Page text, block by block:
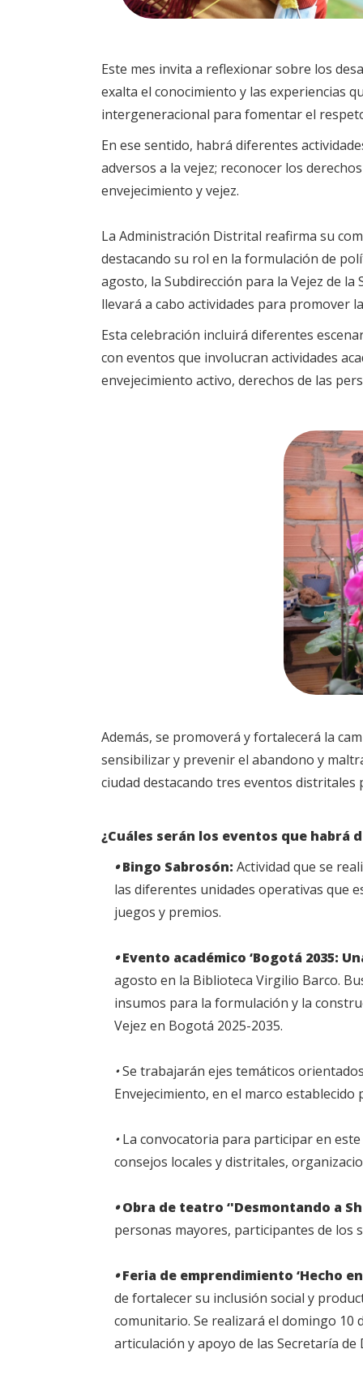
Este mes invita a reflexionar sobre los
exalta el conocimiento y las experiencias
intergeneracional para fomentar el
En ese sentido, habrá diferentes
adversos a la vejez; reconocer los
envejecimiento y vejez.
La Administración Distrital reafirma su
destacando su rol en la formulación de
agosto, la Subdirección para la Vejez de
llevará a cabo actividades para promover
Esta celebración incluirá diferentes
con eventos que involucran actividades
envejecimiento activo, derechos de las
Además, se promoverá y fortalecerá la
sensibilizar y prevenir el abandono y
ciudad destacando tres eventos distritales
¿Cuáles serán los eventos que habrá
•Bingo Sabrosón: Actividad que se
las diferentes unidades operativas que
juegos y premios.
•Evento académico ‘Bogotá 2035:
agosto en la Biblioteca Virgilio Barco.
insumos para la formulación y la
Vejez en Bogotá 2025-2035.
•Se trabajarán ejes temáticos
Envejecimiento, en el marco establecido
•La convocatoria para participar en
consejos locales y distritales,
•Obra de teatro ‘'Desmontando a
personas mayores, participantes de los
•Feria de emprendimiento ‘Hecho
de fortalecer su inclusión social y
comunitario. Se realizará el domingo 10
articulación y apoyo de las Secretaría de